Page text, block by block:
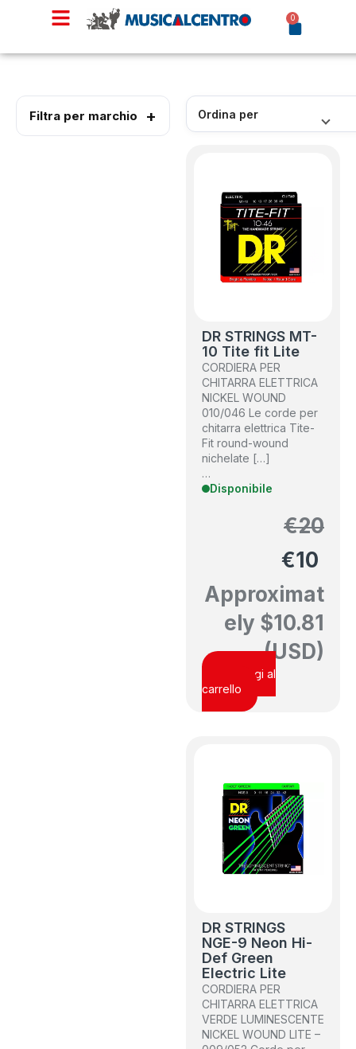
0
Filtra per marchio
DR STRINGS MT-
10 Tite fit Lite
CORDIERA PER
CHITARRA ELETTRICA
NICKEL WOUND
010/046 Le corde per
chitarra elettrica Tite-
Fit round-wound
nichelate […]
…
Disponibile
€20
€10
Approximat
ely $10.81
(USD)
Aggiungi al
carrello
DR STRINGS
NGE-9 Neon Hi-
Def Green
Electric Lite
CORDIERA PER
CHITARRA ELETTRICA
VERDE LUMINESCENTE
NICKEL WOUND LITE –